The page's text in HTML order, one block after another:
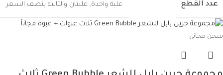
عدد القطع علبة واحدة, علبتان والثانية بنصف السعر
شحن مجاني